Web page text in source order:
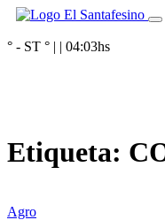
° - ST ° | | 04:03hs
Etiqueta:
Agro